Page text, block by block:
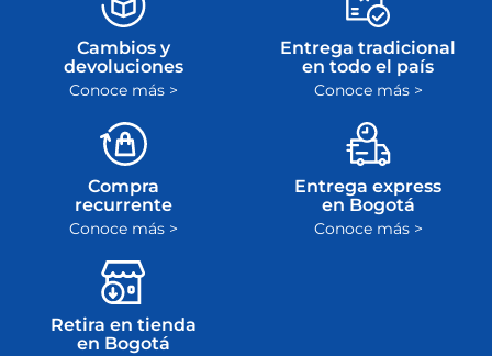
Cambios y
devoluciones
Conoce más >
Entrega tradicional
en todo el país
Conoce más >
Compra
recurrente
Conoce más >
Entrega express
en Bogotá
Conoce más >
Retira en tienda
en Bogotá